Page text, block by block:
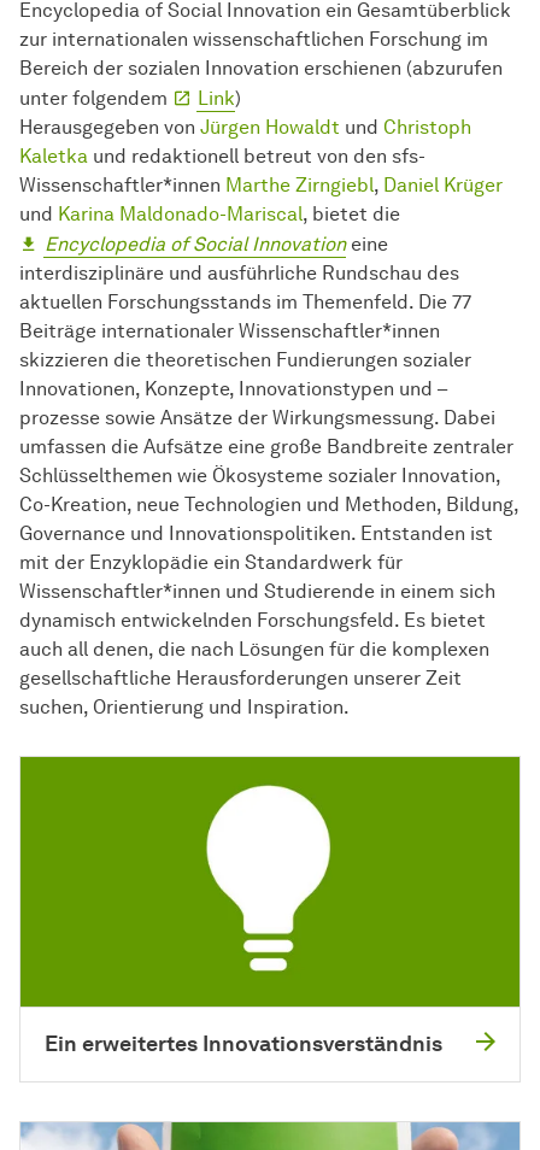
Encyclopedia of Social Innovation ein Gesamtüberblick
zur internationalen wissenschaftlichen Forschung im
Bereich der sozialen Innovation erschienen (abzurufen
unter folgendem
Link)
Herausgegeben von Jürgen Howaldt und Christoph
Kaletka und redaktionell betreut von den sfs-
Wissenschaftler*innen Marthe Zirngiebl, Daniel Krüger
und Karina Maldonado-Mariscal, bietet die
Encyclopedia of Social Innovationeine
interdisziplinäre und ausführliche Rundschau des
aktuellen Forschungsstands im Themenfeld. Die 77
Beiträge internationaler Wissenschaftler*innen
skizzieren die theoretischen Fundierungen sozialer
Innovationen, Konzepte, Innovationstypen und –
prozesse sowie Ansätze der Wirkungsmessung. Dabei
umfassen die Aufsätze eine große Bandbreite zentraler
Schlüsselthemen wie Ökosysteme sozialer Innovation,
Co-Kreation, neue Technologien und Methoden, Bildung,
Governance und Innovationspolitiken. Entstanden ist
mit der Enzyklopädie ein Standardwerk für
Wissenschaftler*innen und Studierende in einem sich
dynamisch entwickelnden Forschungsfeld. Es bietet
auch all denen, die nach Lösungen für die komplexen
gesellschaftliche Herausforderungen unserer Zeit
suchen, Orientierung und Inspiration.
Ein erweitertes Innovationsverständnis